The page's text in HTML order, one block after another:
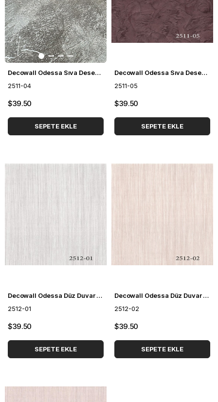
Decowall Odessa Sıva Desenli Duvar Kağıdı 2511-04
2511-04
$39.50
SEPETE EKLE
Decowall Odessa Sıva Desenli Duvar Kağıdı 2511-05
2511-05
$39.50
SEPETE EKLE
Decowall Odessa Düz Duvar Kağıdı 2512-01
2512-01
$39.50
SEPETE EKLE
Decowall Odessa Düz Duvar Kağıdı 2512-02
2512-02
$39.50
SEPETE EKLE